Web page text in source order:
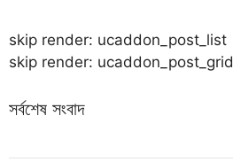
skip render: ucaddon_post_list
skip render: ucaddon_post_grid
সর্বশেষ সংবাদ